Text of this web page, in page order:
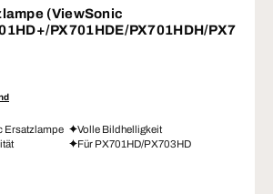
(ViewSonic
PX701HDE/PX701HDH/PX7
Ersatzlampe
Volle Bildhelligkeit
Für PX701HD/PX703HD